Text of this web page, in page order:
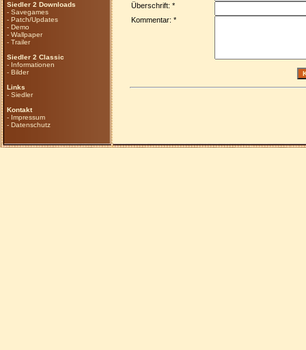
Siedler 2 Downloads
- Savegames
- Patch/Updates
- Demo
- Wallpaper
- Trailer
Siedler 2 Classic
- Informationen
- Bilder
Links
- Siedler
Kontakt
- Impressum
- Datenschutz
Überschrift: *
Kommentar: *